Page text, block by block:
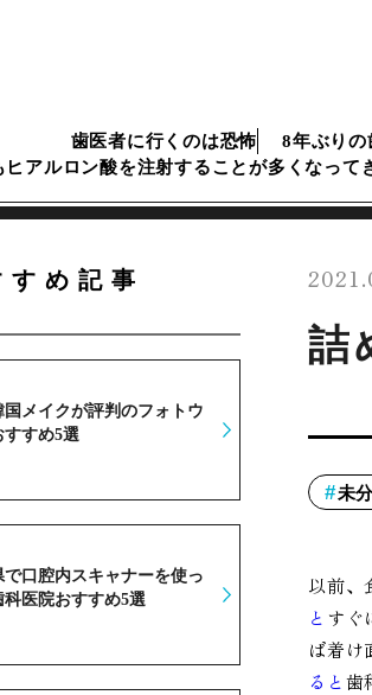
歯医者に行くのは恐怖 8年ぶりの
ヒアルロン酸を注射することが多くなって
詰
未
以前、
と すぐ
ば着け
ると 歯
すめ記事
メイクが評判のフォトウ
すすめ5選
で口腔内スキャナーを使っ
医院おすすめ5選